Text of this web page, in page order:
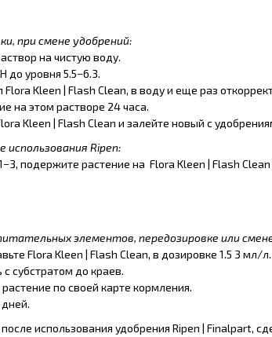
при смене удобрений:
на чистую воду.
до уровня 5.5−6.3.
Kleen | Flash Clean, в воду и еще раз
на этом растворе 24 часа.
Kleen | Flash Clean и залейте новый с
использования Ripen:
подержите растение на Flora Kleen | Flash
элементов, передозировке или
Flora Kleen | Flash Clean, в дозировке 1.5 3 мл/л.
субстратом до краев.
по своей карте кормления.
использования удобрения Ripen | Finalpart,